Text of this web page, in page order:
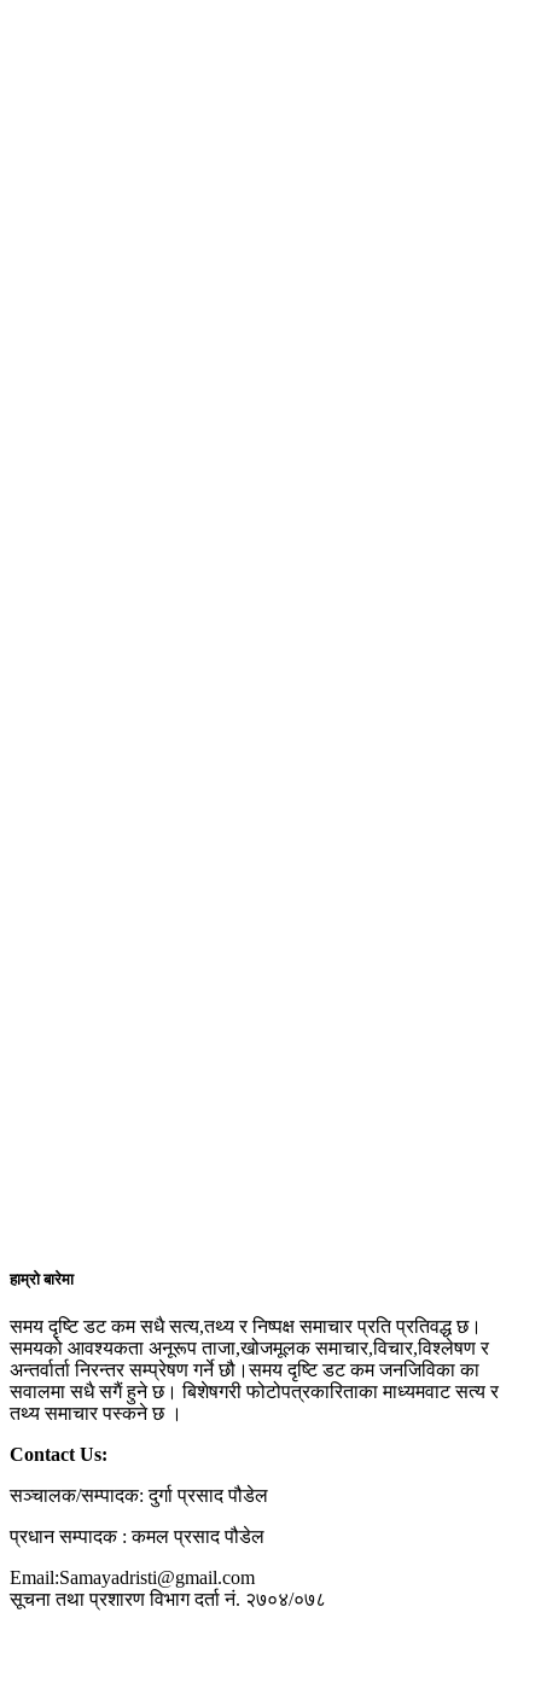
हाम्रो बारेमा
समय दृष्टि डट कम सधै सत्य,तथ्य र निष्पक्ष समाचार प्रति प्रतिवद्ध छ।
समयको आवश्यकता अनूरूप ताजा,खोजमूलक समाचार,विचार,विश्लेषण र
अन्तर्वार्ता निरन्तर सम्प्रेषण गर्ने छौ।समय दृष्टि डट कम जनजिविका का
सवालमा सधै सगैं हुने छ। बिशेषगरी फोटोपत्रकारिताका माध्यमवाट सत्य र
तथ्य समाचार पस्कने छ ।
Contact Us:
सञ्चालक/सम्पादक: दुर्गा प्रसाद पौडेल
प्रधान सम्पादक : कमल प्रसाद पौडेल
Email:Samayadristi@gmail.com
सूचना तथा प्रशारण विभाग दर्ता नं. २७०४/०७८